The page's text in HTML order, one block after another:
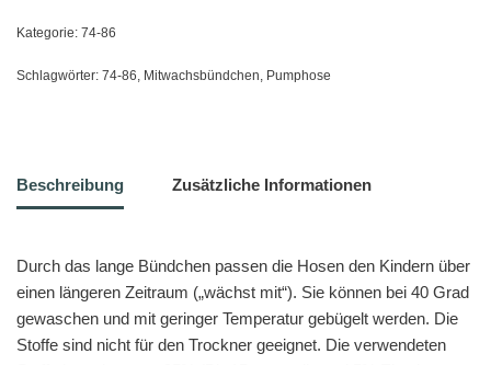
Kategorie: 74-86
Schlagwörter: 74-86, Mitwachsbündchen, Pumphose
Beschreibung Zusätzliche Informationen
Durch das lange Bündchen passen die Hosen den Kindern über
einen längeren Zeitraum („wächst mit“). Sie können bei 40 Grad
gewaschen und mit geringer Temperatur gebügelt werden. Die
Stoffe sind nicht für den Trockner geeignet. Die verwendeten